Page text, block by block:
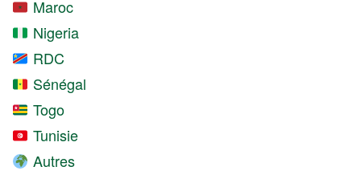
Maroc
Nigeria
RDC
Sénégal
Togo
Tunisie
Autres